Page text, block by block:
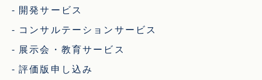
開発サービス
コンサルテーションサービス
展示会・教育サービス
評価版申し込み